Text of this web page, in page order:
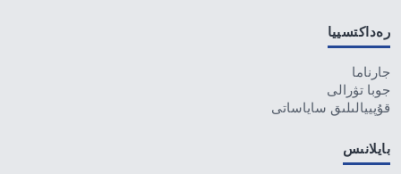
رەداكتسييا
جارناما
جوبا تۋرالى
قۇپييالىلىق ساياساتى
بايلانىس